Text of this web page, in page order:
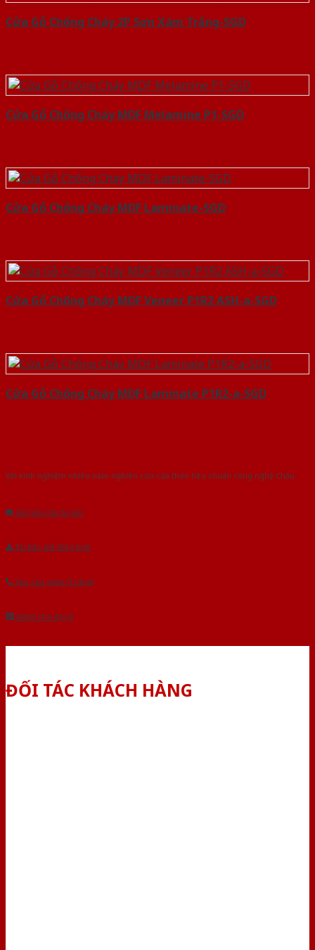
Cửa Gỗ Chống Cháy 2P Sơn Xám Trắng-SGD
Cửa Gỗ Chống Cháy MDF Melamine P1-SGD
Cửa Gỗ Chống Cháy MDF Laminate-SGD
Cửa Gỗ Chống Cháy MDF Veneer P1R2 ASH-a-SGD
Cửa Gỗ Chống Cháy MDF Laminate P1R2-a-SGD
Với kinh nghiệm nhiêu năm nghiên cứu cửa theo tiêu chuẩn công nghệ Châu
Gửi yêu cầu tư vấn
Tải báo giá tổng hợp
Yêu cầu gọi lại (3 phút)
Dành cho đại lý
ĐỐI TÁC KHÁCH HÀNG